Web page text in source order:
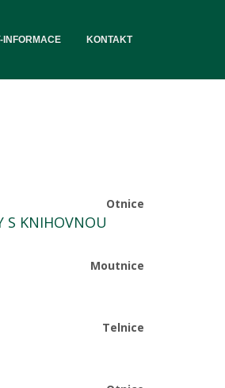
INFORMACE KONTAKT
Otnice
S KNIHOVNOU
Moutnice
Telnice